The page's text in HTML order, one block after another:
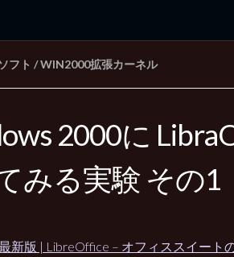
3rd Edition
フト /WIN2000拡張カーネル
2000に
みる実験 その1
新版 | LibreOffice – オフィススイート